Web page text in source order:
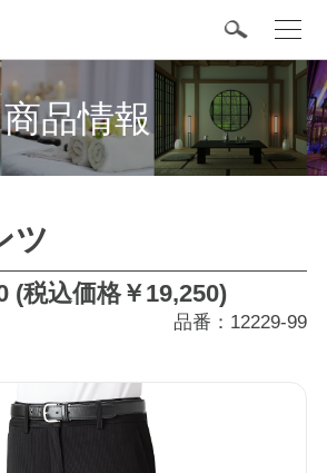
商品情報
商品
ツ
(税込価格￥19,250)
品番：12229-99
t
g
e
n
a
v
i